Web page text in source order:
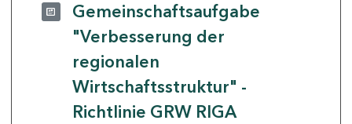
Gemeinschaftsaufgabe
"Verbesserung der
regionalen
Wirtschaftsstruktur" -
Richtlinie GRW RIGA